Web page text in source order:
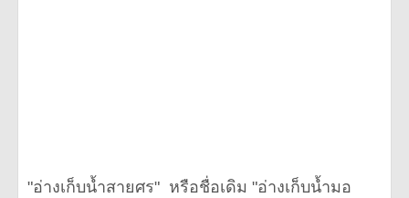
"อ่างเก็บน้ำสายศร" หรือชื่อเดิม "อ่างเก็บน้ำมอ